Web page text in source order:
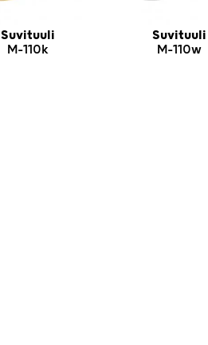
Suvituuli
M-110k
Suvituuli
M-110w